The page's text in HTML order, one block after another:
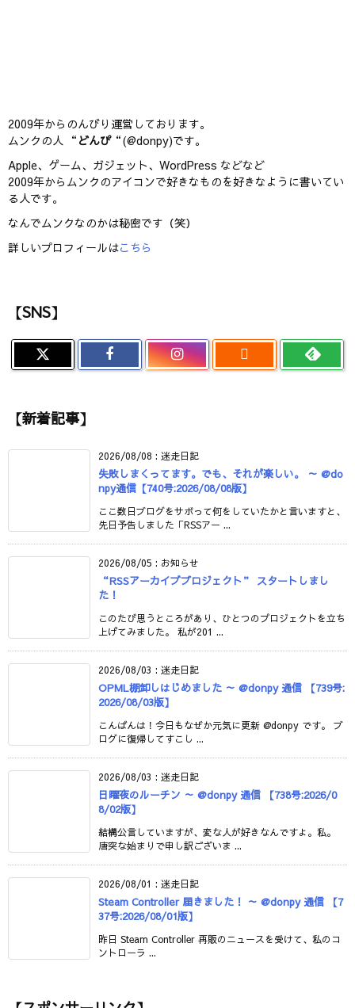
2009年からのんびり運営しております。
ムンクの人 “ どんぴ“(@donpy)です。
Apple、ゲーム、ガジェット、WordPress などなど
2009年からムンクのアイコンで好きなものを好きなように書いてい
る人です。
なんでムンクなのかは秘密です（笑）
詳しいプロフィールはこちら
【SNS】

【新着記事】
2026/08/08 : 迷走日記
失敗しまくってます。でも、それが楽しい。 ～ @do
npy通信【740号:2026/08/08版】
ここ数日ブログをサボって何をしていたかと言いますと、
先日予告しました「RSSアー ...
2026/08/05 : お知らせ
“RSSアーカイブプロジェクト” スタートしまし
た！
このたび思うところがあり、ひとつのプロジェクトを立ち
上げてみました。 私が201 ...
2026/08/03 : 迷走日記
OPML棚卸しはじめました ～ @donpy 通信 【739号:
2026/08/03版】
こんばんは！今日もなぜか元気に更新 @donpy です。 ブ
ログに復帰してすこし ...
2026/08/03 : 迷走日記
日曜夜のルーチン ～ @donpy 通信 【738号:2026/0
8/02版】
結構公言していますが、変な人が好きなんですよ。私。
唐突な始まりで申し訳ございま ...
2026/08/01 : 迷走日記
Steam Controller 届きました！ ～ @donpy 通信 【7
37号:2026/08/01版】
昨日 Steam Controller 再販のニュースを受けて、私のコ
ントローラ ...